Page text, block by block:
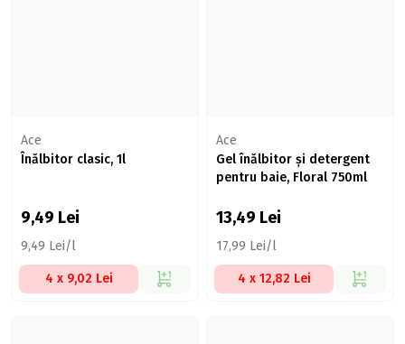
Ace
Înălbitor clasic, 1l
9,49 Lei
9,49 Lei/l
4 x 9,02 Lei
Ace
Gel înălbitor și detergent
pentru baie, Floral 750ml
13,49 Lei
17,99 Lei/l
4 x 12,82 Lei